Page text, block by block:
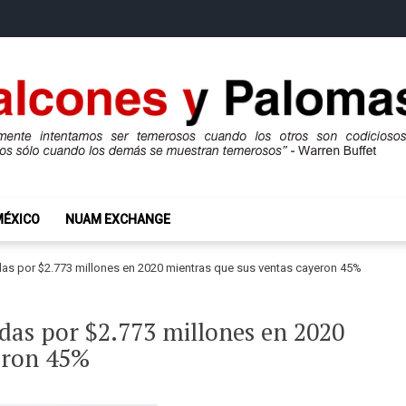
NUAM EXCHANGE
por $2.773 millones en 2020 mientras que sus ventas cayeron 45%
por $2.773 millones en 2020
45%